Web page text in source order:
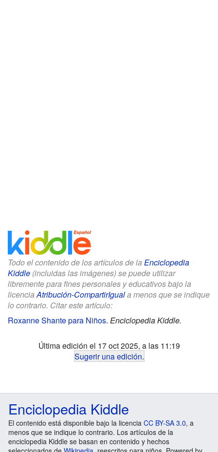
Todo el contenido de los artículos de la Enciclopedia
Kiddle (incluidas las imágenes) se puede utilizar
libremente para fines personales y educativos bajo la
licenciaAtribución-CompartirIguala menos que se indique
lo contrario. Citar este artículo:
Roxanne Shante para Niños. Enciclopedia Kiddle.
Última edición el 17 oct 2025, a las 11:19
Sugerir una edición.
Enciclopedia Kiddle
El contenido está disponible bajo la licencia CC BY-SA 3.0, a
menos que se indique lo contrario. Los artículos de la
enciclopedia Kiddle se basan en contenido y hechos